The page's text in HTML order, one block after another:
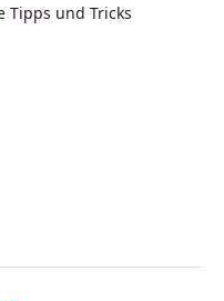
Tipps und Tricks